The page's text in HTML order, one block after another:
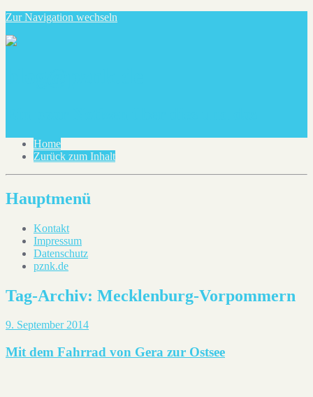
Zur Navigation wechseln
Home
Zurück zum Inhalt
Hauptmenü
Kontakt
Impressum
Datenschutz
pznk.de
Tag-Archiv: Mecklenburg-Vorpommern
9. September 2014
Mit dem Fahrrad von Gera zur Ostsee